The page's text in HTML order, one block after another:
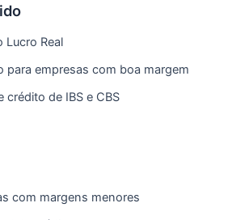
Lucro Real
para empresas com boa margem
crédito de IBS e CBS
com margens menores